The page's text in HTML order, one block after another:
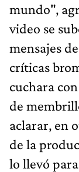
mundo",
video se
mensajes
críticas
cuchara
de
aclarar, en
de la
lo llevó